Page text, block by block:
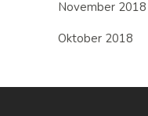
November 2018
Oktober 2018